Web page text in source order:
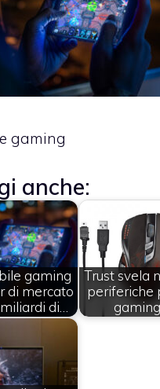
gaming
anche:
gaming
di mercato
di…
Trust svela
periferiche
gaming